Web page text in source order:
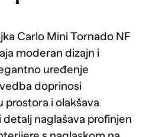
Carlo Mini Tornado NF
moderan dizajn i
uređenje
doprinosi
prostora i olakšava
naglašava profinjen